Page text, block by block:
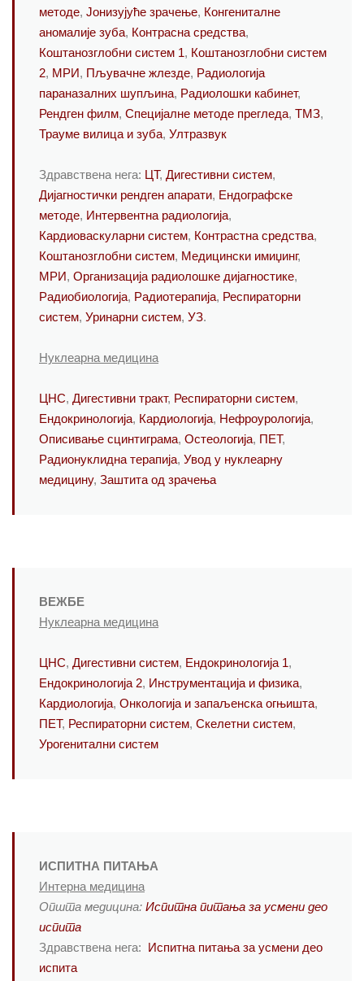
методе, Јонизујуће зрачење, Конгениталне
аномалије зуба, Контрасна средства,
Коштанозглобни систем 1, Коштанозглобни систем
2, МРИ, Пљувачне жлезде, Радиологија
параназалних шупљина, Радиолошки кабинет,
Рендген филм, Специјалне методе прегледа, ТМЗ,
Трауме вилица и зуба, Ултразвук
Здравствена нега: ЦТ, Дигестивни систем,
Дијагностички рендген апарати, Ендографске
методе, Интервентна радиологија,
Кардиоваскуларни систем, Контрастна средства,
Коштанозглобни систем, Медицински имиџинг,
МРИ, Организација радиолошке дијагностике,
Радиобиологија, Радиотерапија, Респираторни
систем, Уринарни систем, УЗ.
Нуклеарна медицина
ЦНС, Дигестивни тракт, Респираторни систем,
Ендокринологија, Кардиологија, Нефроурологија,
Описивање сцинтиграма, Остеологија, ПЕТ,
Радионуклидна терапија, Увод у нуклеарну
медицину, Заштита од зрачења
ВЕЖБЕ
Нуклеарна медицина
ЦНС, Дигестивни систем, Ендокринологија 1,
Ендокринологија 2, Инструментација и физика,
Кардиологија, Онкологија и запаљенска огњишта,
ПЕТ, Респираторни систем, Скелетни систем,
Урогенитални систем
ИСПИТНА ПИТАЊА
Интерна медицина
Општа медицина: Испитна питања за усмени део
испита
Здравствена нега:
Испитна питања за усмени део
испита